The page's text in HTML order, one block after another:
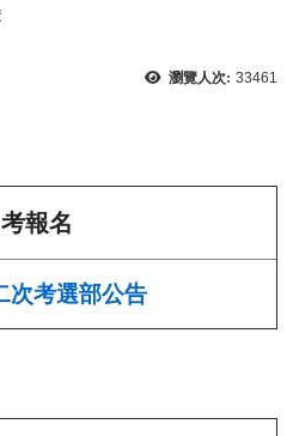
瀏覽人次: 33461
報名
次考選部公告